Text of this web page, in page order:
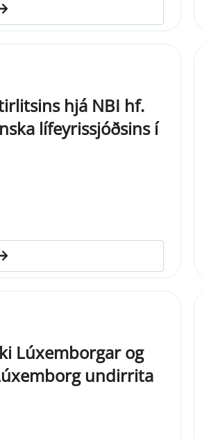
hjá NBI hf.
lífeyrissjóðsins í
Lúxemborgar og
undirrita